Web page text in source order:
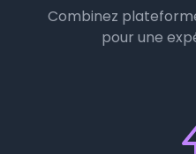
Combinez
pour une